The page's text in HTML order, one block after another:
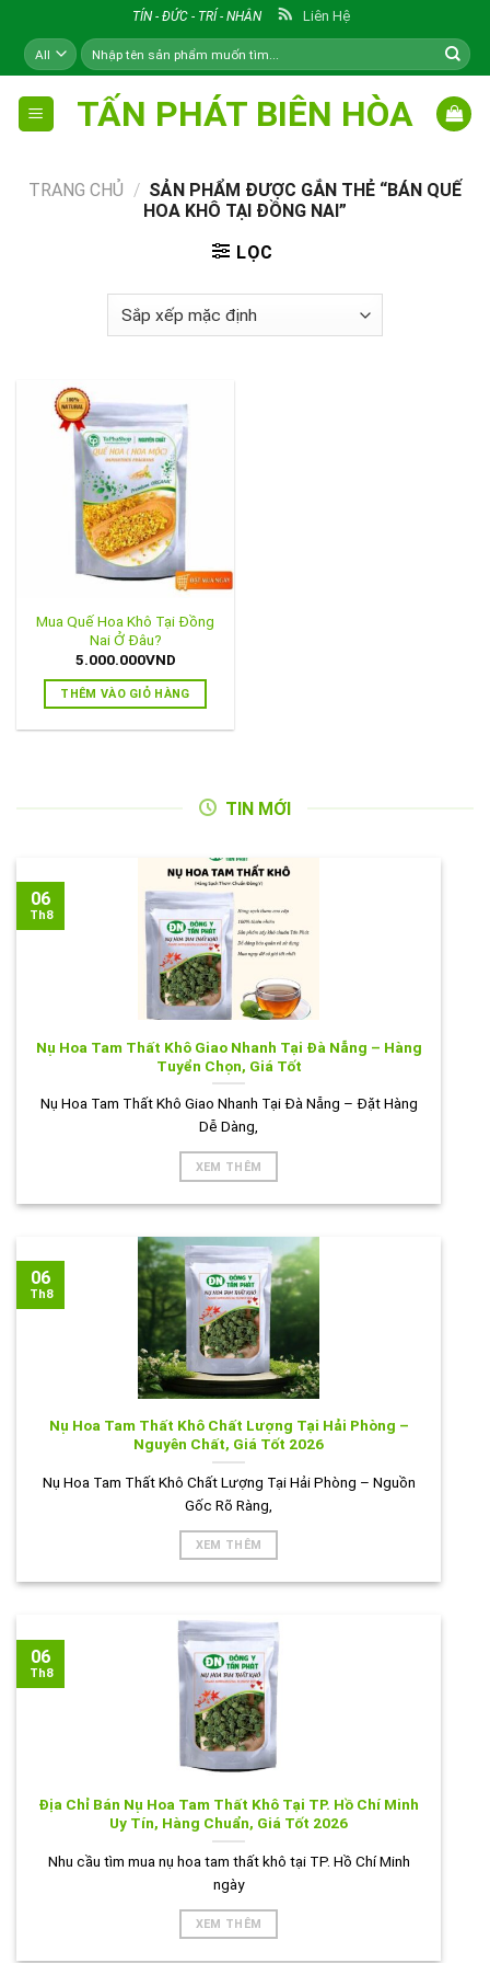
content
TÍN - ĐỨC - TRÍ - NHÂN Liên Hệ
Tìm
kiếm:
TẤN PHÁT BIÊN HÒA
TRANG CHỦ / SẢN PHẨM ĐƯỢC GẮN THẺ “BÁN QUẾ
HOA KHÔ TẠI ĐỒNG NAI”
LỌC
Mua Quế Hoa Khô Tại Đồng
Nai Ở Đâu?
5.000.000VND
THÊM VÀO GIỎ HÀNG
TIN MỚI
Nụ Hoa Tam Thất Khô Giao Nhanh Tại Đà Nẵng – Hàng
Tuyển Chọn, Giá Tốt
Nụ Hoa Tam Thất Khô Giao Nhanh Tại Đà Nẵng – Đặt Hàng
Dễ Dàng,
XEM THÊM
06
Th8
Nụ Hoa Tam Thất Khô Chất Lượng Tại Hải Phòng –
Nguyên Chất, Giá Tốt 2026
Nụ Hoa Tam Thất Khô Chất Lượng Tại Hải Phòng – Nguồn
Gốc Rõ Ràng,
XEM THÊM
06
Th8
Địa Chỉ Bán Nụ Hoa Tam Thất Khô Tại TP. Hồ Chí Minh
Uy Tín, Hàng Chuẩn, Giá Tốt 2026
Nhu cầu tìm mua nụ hoa tam thất khô tại TP. Hồ Chí Minh
ngày
XEM THÊM
06
Th8